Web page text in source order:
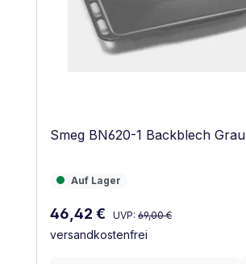
Smeg BN620-1 Backblech Grau
Auf Lager
Auf Lager
Verkaufspreis:
46,42 € Regulärer Preis:
UVP: 69,00 €
versandkostenfrei